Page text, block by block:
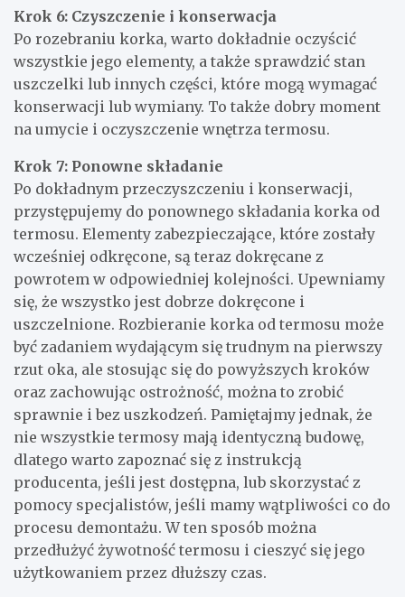
Krok 6: Czyszczenie i konserwacja
Po rozebraniu korka, warto dokładnie oczyścić
wszystkie jego elementy, a także sprawdzić stan
uszczelki lub innych części, które mogą wymagać
konserwacji lub wymiany. To także dobry moment
na umycie i oczyszczenie wnętrza termosu.
Krok 7: Ponowne składanie
Po dokładnym przeczyszczeniu i konserwacji,
przystępujemy do ponownego składania korka od
termosu. Elementy zabezpieczające, które zostały
wcześniej odkręcone, są teraz dokręcane z
powrotem w odpowiedniej kolejności. Upewniamy
się, że wszystko jest dobrze dokręcone i
uszczelnione. Rozbieranie korka od termosu może
być zadaniem wydającym się trudnym na pierwszy
rzut oka, ale stosując się do powyższych kroków
oraz zachowując ostrożność, można to zrobić
sprawnie i bez uszkodzeń. Pamiętajmy jednak, że
nie wszystkie termosy mają identyczną budowę,
dlatego warto zapoznać się z instrukcją
producenta, jeśli jest dostępna, lub skorzystać z
pomocy specjalistów, jeśli mamy wątpliwości co do
procesu demontażu. W ten sposób można
przedłużyć żywotność termosu i cieszyć się jego
użytkowaniem przez dłuższy czas.